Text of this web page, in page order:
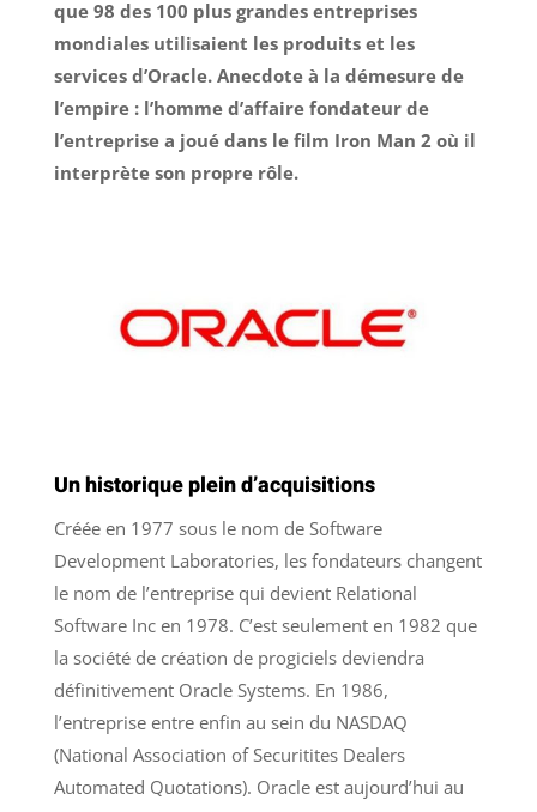
que 98 des 100 plus grandes entreprises
mondiales utilisaient les produits et les
services d’Oracle. Anecdote à la démesure de
l’empire : l’homme d’affaire fondateur de
l’entreprise a joué dans le film Iron Man 2 où il
interprète son propre rôle.
Un historique plein d’acquisitions
Créée en 1977 sous le nom de Software
Development Laboratories, les fondateurs changent
le nom de l’entreprise qui devient Relational
Software Inc en 1978. C’est seulement en 1982 que
la société de création de progiciels deviendra
définitivement Oracle Systems. En 1986,
l’entreprise entre enfin au sein du NASDAQ
(National Association of Securitites Dealers
Automated Quotations). Oracle est aujourd’hui au